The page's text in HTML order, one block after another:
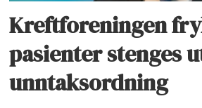
Kreftforeningen
pasienter stenges
unntaksordning